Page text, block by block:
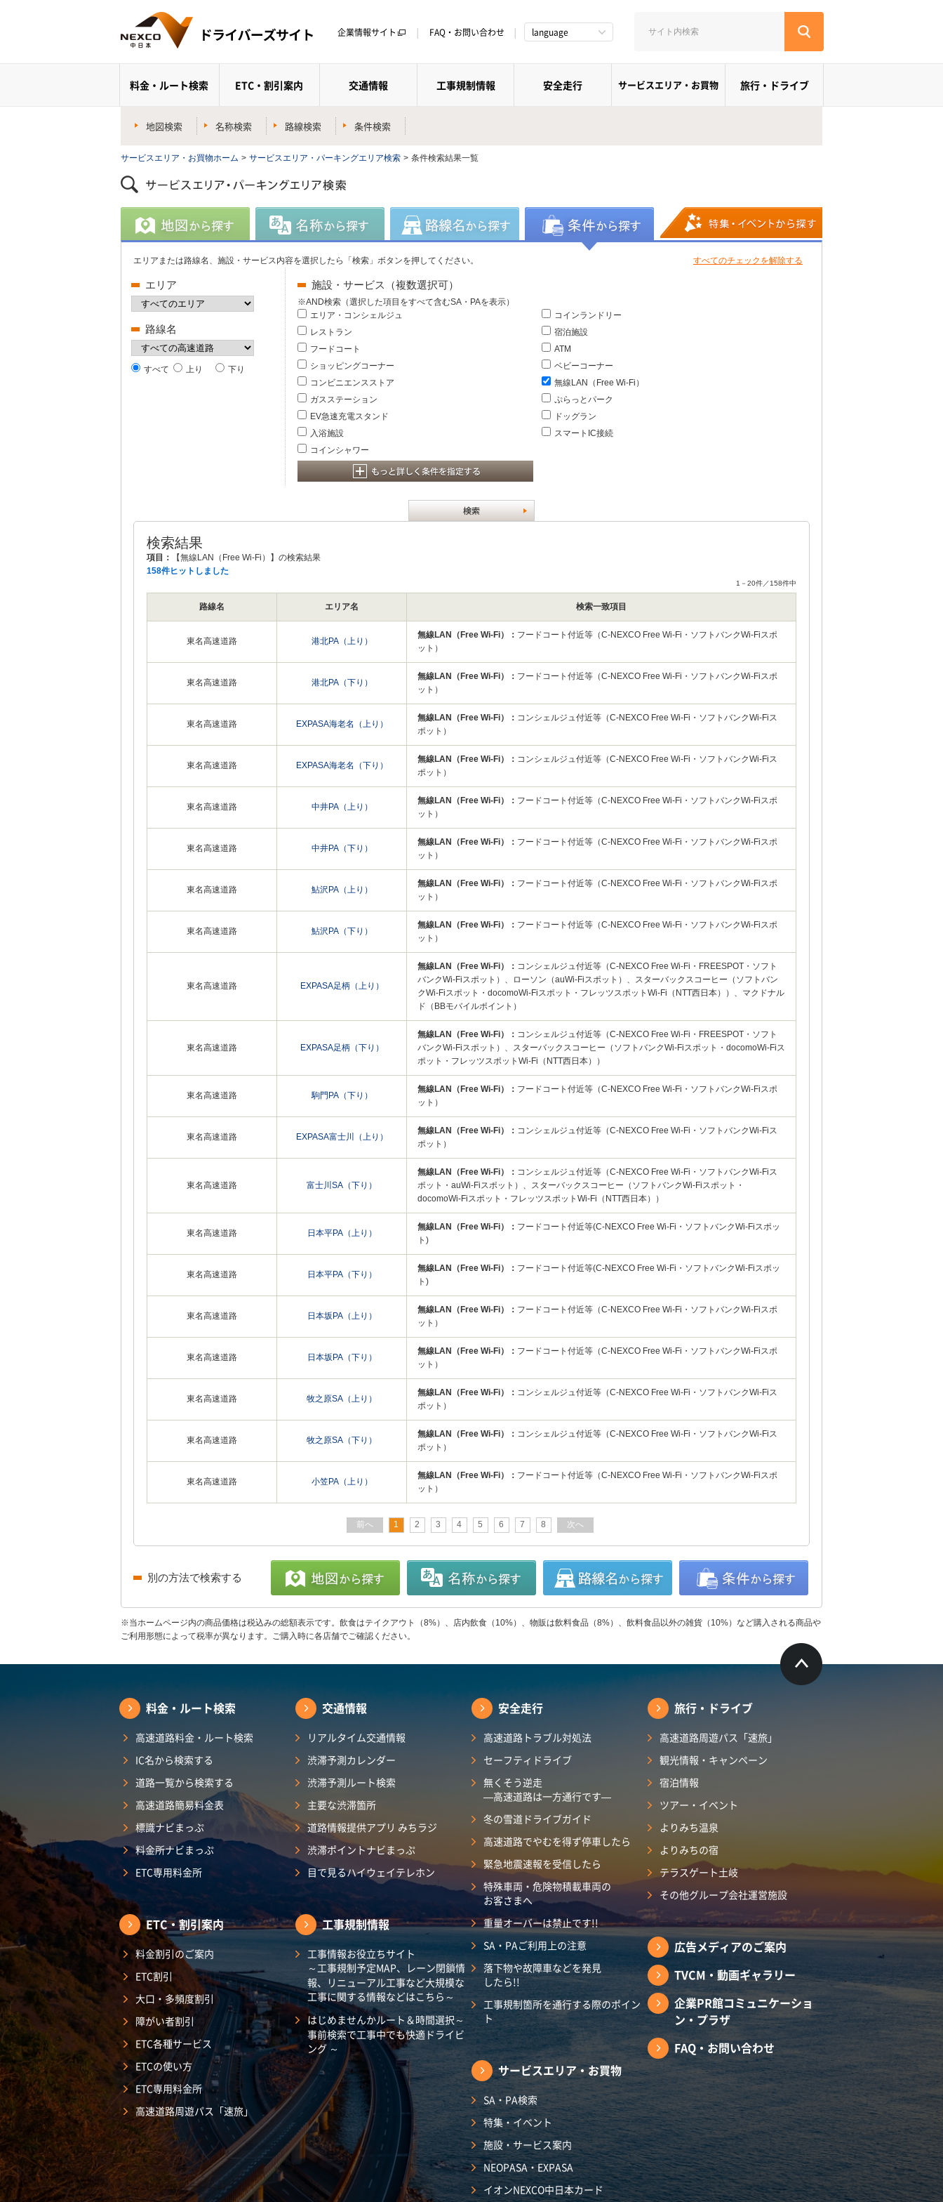
企業情報サイト FAQ・お問い合わせ language
料金・ルート検索 ETC・割引案内 交通情報 工事規制情報 安全走行 サービスエリア・お買物 旅行・ドライブ
地図検索 名称検索 路線検索 条件検索
サービスエリア・お買物ホーム > サービスエリア・パーキングエリア検索 > 条件検索結果一覧
エリアまたは路線名、施設・サービス内容を選択したら「検索」ボタンを押してください。 すべてのチェックを解除する
エリア
路線名
すべて 上り 下り
施設・サービス（複数選択可）
※AND検索（選択した項目をすべて含むSA・PAを表示）
エリア・コンシェルジュ
レストラン
フードコート
ショッピングコーナー
コンビニエンスストア
ガスステーション
EV急速充電スタンド
入浴施設
コインシャワー
コインランドリー
宿泊施設
ATM
ベビーコーナー
無線LAN（Free Wi-Fi）
ぷらっとパーク
ドッグラン
スマートIC接続
検索結果
項目：
【無線LAN（Free Wi-Fi）】の検索結果
158件ヒットしました
1－20件／158件中
路線名 エリア名 検索一致項目
東名高速道路 港北PA（上り）
無線LAN（Free Wi-Fi）： フードコート付近等（C-NEXCO Free Wi-Fi・ソフトバンクWi-Fiスポ
ット）
東名高速道路 港北PA（下り）
無線LAN（Free Wi-Fi）： フードコート付近等（C-NEXCO Free Wi-Fi・ソフトバンクWi-Fiスポ
ット）
東名高速道路 EXPASA海老名（上り）
無線LAN（Free Wi-Fi）： コンシェルジュ付近等（C-NEXCO Free Wi-Fi・ソフトバンクWi-Fiス
ポット）
東名高速道路 EXPASA海老名（下り）
無線LAN（Free Wi-Fi）： コンシェルジュ付近等（C-NEXCO Free Wi-Fi・ソフトバンクWi-Fiス
ポット）
東名高速道路 中井PA（上り）
無線LAN（Free Wi-Fi）： フードコート付近等（C-NEXCO Free Wi-Fi・ソフトバンクWi-Fiスポ
ット）
東名高速道路 中井PA（下り）
無線LAN（Free Wi-Fi）： フードコート付近等（C-NEXCO Free Wi-Fi・ソフトバンクWi-Fiスポ
ット）
東名高速道路 鮎沢PA（上り）
無線LAN（Free Wi-Fi）： フードコート付近等（C-NEXCO Free Wi-Fi・ソフトバンクWi-Fiスポ
ット）
東名高速道路 鮎沢PA（下り）
無線LAN（Free Wi-Fi）： フードコート付近等（C-NEXCO Free Wi-Fi・ソフトバンクWi-Fiスポ
ット）
東名高速道路 EXPASA足柄（上り）
無線LAN（Free Wi-Fi）： コンシェルジュ付近等（C-NEXCO Free Wi-Fi・FREESPOT・ソフト
バンクWi-Fiスポット）、ローソン（auWi-Fiスポット）、スターバックスコーヒー（ソフトバン
クWi-Fiスポット・docomoWi-Fiスポット・フレッツスポットWi-Fi（NTT西日本））、マクドナル
ド（BBモバイルポイント）
東名高速道路 EXPASA足柄（下り）
無線LAN（Free Wi-Fi）： コンシェルジュ付近等（C-NEXCO Free Wi-Fi・FREESPOT・ソフト
バンクWi-Fiスポット）、スターバックスコーヒー（ソフトバンクWi-Fiスポット・docomoWi-Fiス
ポット・フレッツスポットWi-Fi（NTT西日本））
東名高速道路 駒門PA（下り）
無線LAN（Free Wi-Fi）： フードコート付近等（C-NEXCO Free Wi-Fi・ソフトバンクWi-Fiスポ
ット）
東名高速道路 EXPASA富士川（上り）
無線LAN（Free Wi-Fi）： コンシェルジュ付近等（C-NEXCO Free Wi-Fi・ソフトバンクWi-Fiス
ポット）
東名高速道路 富士川SA（下り）
無線LAN（Free Wi-Fi）： コンシェルジュ付近等（C-NEXCO Free Wi-Fi・ソフトバンクWi-Fiス
ポット・auWi-Fiスポット）、スターバックスコーヒー（ソフトバンクWi-Fiスポット・
docomoWi-Fiスポット・フレッツスポットWi-Fi（NTT西日本））
東名高速道路 日本平PA（上り）
無線LAN（Free Wi-Fi）： フードコート付近等(C-NEXCO Free Wi-Fi・ソフトバンクWi-Fiスポッ
ト)
東名高速道路 日本平PA（下り）
無線LAN（Free Wi-Fi）： フードコート付近等(C-NEXCO Free Wi-Fi・ソフトバンクWi-Fiスポッ
ト)
東名高速道路 日本坂PA（上り）
無線LAN（Free Wi-Fi）： フードコート付近等（C-NEXCO Free Wi-Fi・ソフトバンクWi-Fiスポ
ット）
東名高速道路 日本坂PA（下り）
無線LAN（Free Wi-Fi）： フードコート付近等（C-NEXCO Free Wi-Fi・ソフトバンクWi-Fiスポ
ット）
東名高速道路 牧之原SA（上り）
無線LAN（Free Wi-Fi）： コンシェルジュ付近等（C-NEXCO Free Wi-Fi・ソフトバンクWi-Fiス
ポット）
東名高速道路 牧之原SA（下り）
無線LAN（Free Wi-Fi）： コンシェルジュ付近等（C-NEXCO Free Wi-Fi・ソフトバンクWi-Fiス
ポット）
東名高速道路 小笠PA（上り）
無線LAN（Free Wi-Fi）： フードコート付近等（C-NEXCO Free Wi-Fi・ソフトバンクWi-Fiスポ
ット）
前へ 1 2 3 4 5 6 7 8 次へ
別の方法で検索する
※当ホームページ内の商品価格は税込みの総額表示です。飲食はテイクアウト（8%）、店内飲食（10%）、物販は飲料食品（8%）、飲料食品以外の雑貨（10%）など購入される商品や
ご利用形態によって税率が異なります。ご購入時に各店舗でご確認ください。
料金・ルート検索
高速道路料金・ルート検索
IC名から検索する
道路一覧から検索する
高速道路簡易料金表
標識ナビまっぷ
料金所ナビまっぷ
ETC専用料金所
ETC・割引案内
料金割引のご案内
ETC割引
大口・多頻度割引
障がい者割引
ETC各種サービス
ETCの使い方
ETC専用料金所
高速道路周遊パス「速旅」
交通情報
リアルタイム交通情報
渋滞予測カレンダー
渋滞予測ルート検索
主要な渋滞箇所
道路情報提供アプリ みちラジ
渋滞ポイントナビまっぷ
目で見るハイウェイテレホン
工事規制情報
工事情報お役立ちサイト
～工事規制予定MAP、レーン閉鎖情
報、リニューアル工事など大規模な
工事に関する情報などはこちら～
はじめませんかルート＆時間選択～
事前検索で工事中でも快適ドライビ
ング ～
安全走行
高速道路トラブル対処法
セーフティドライブ
無くそう逆走
―高速道路は一方通行です―
冬の雪道ドライブガイド
高速道路でやむを得ず停車したら
緊急地震速報を受信したら
特殊車両・危険物積載車両の
お客さまへ
重量オーバーは禁止です!!
SA・PAご利用上の注意
落下物や故障車などを発見
したら!!
工事規制箇所を通行する際のポイン
ト
サービスエリア・お買物
SA・PA検索
特集・イベント
施設・サービス案内
NEOPASA・EXPASA
イオンNEXCO中日本カード
旅行・ドライブ
高速道路周遊パス「速旅」
観光情報・キャンペーン
宿泊情報
ツアー・イベント
よりみち温泉
よりみちの宿
テラスゲート土岐
その他グループ会社運営施設
広告メディアのご案内
TVCM・動画ギャラリー
企業PR館コミュニケーショ
ン・プラザ
FAQ・お問い合わせ